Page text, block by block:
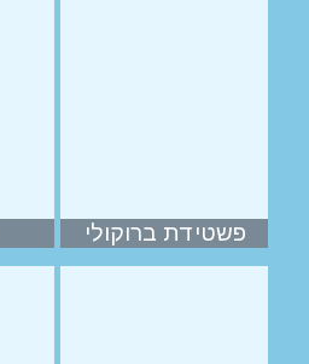
פשטידת ברוקולי